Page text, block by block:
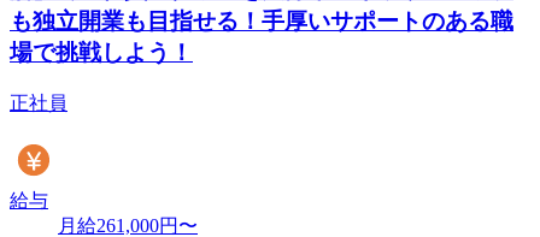
も独立開業も目指せる！手厚いサポートのある職
場で挑戦しよう！
正社員
給与
月給261,000円〜